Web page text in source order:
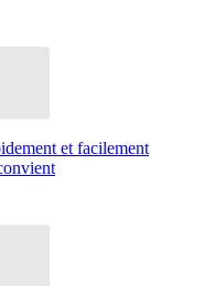
et facilement